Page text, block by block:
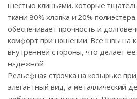
шестью клиньями, которые
ткани 80% хлопка и 20%
обеспечивает прочность и
комфорт при ношении. Все швы на
внутренней стороны, что делает
надежной.
Рельефная строчка на козырьке
элегантный вид, а металлический